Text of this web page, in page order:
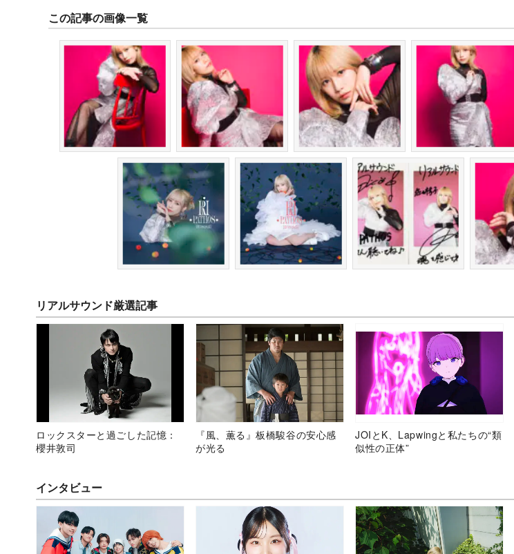
この記事の画像一覧
リアルサウンド厳選記事
ロックスターと過ごした記憶：
櫻井敦司
『風、薫る』板橋駿谷の安心感
が光る
JOIとK、Lapwingと私たちの“類
似性の正体”
インタビュー